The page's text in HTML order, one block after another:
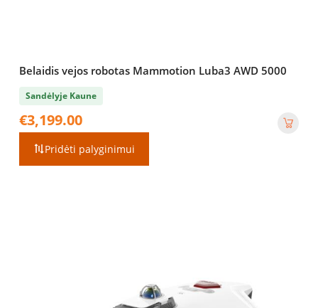
Belaidis vejos robotas Mammotion Luba3 AWD 5000
Sandėlyje Kaune
€3,199.00
Pridėti palyginimui